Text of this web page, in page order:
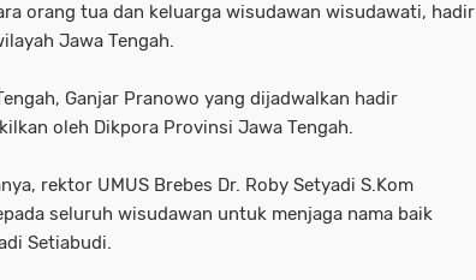
orang tua dan keluarga wisudawan wisudawati, hadir
Jawa Tengah.
Ganjar Pranowo yang dijadwalkan hadir
oleh Dikpora Provinsi Jawa Tengah.
rektor UMUS Brebes Dr. Roby Setyadi S.Kom
seluruh wisudawan untuk menjaga nama baik
Setiabudi.